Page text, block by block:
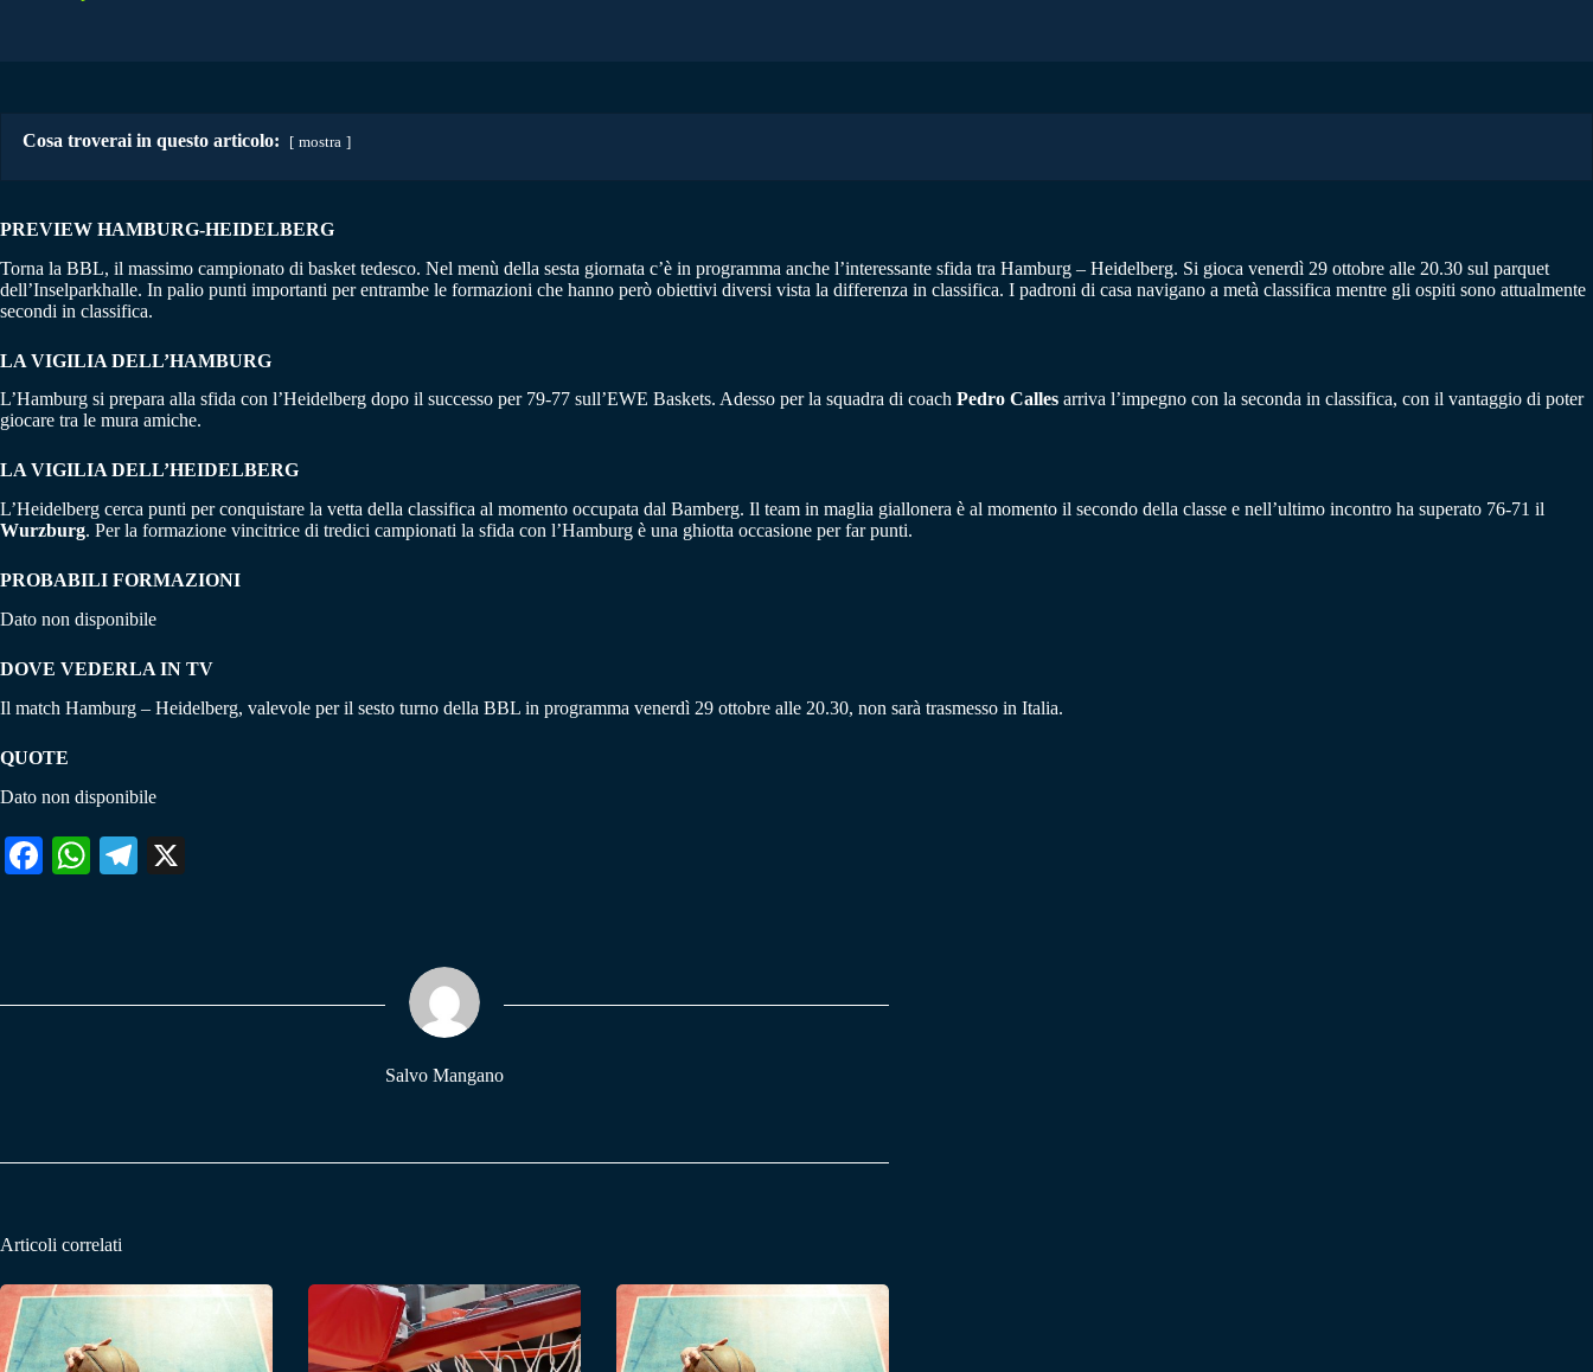
Cosa troverai in questo articolo: mostra
PREVIEW HAMBURG-HEIDELBERG
Torna la BBL, il massimo campionato di basket tedesco. Nel menù della sesta giornata c’è in programma anche l’interessante sfida tra Hamburg – Heidelberg. Si gioca venerdì 29 ottobre alle 20.30 sul parquet
dell’Inselparkhalle. In palio punti importanti per entrambe le formazioni che hanno però obiettivi diversi vista la differenza in classifica. I padroni di casa navigano a metà classifica mentre gli ospiti sono attualmente
secondi in classifica.
LA VIGILIA DELL’HAMBURG
L’Hamburg si prepara alla sfida con l’Heidelberg dopo il successo per 79-77 sull’EWE Baskets. Adesso per la squadra di coach Pedro Calles arriva l’impegno con la seconda in classifica, con il vantaggio di poter
giocare tra le mura amiche.
LA VIGILIA DELL’HEIDELBERG
L’Heidelberg cerca punti per conquistare la vetta della classifica al momento occupata dal Bamberg. Il team in maglia giallonera è al momento il secondo della classe e nell’ultimo incontro ha superato 76-71 il
Wurzburg. Per la formazione vincitrice di tredici campionati la sfida con l’Hamburg è una ghiotta occasione per far punti.
PROBABILI FORMAZIONI
Dato non disponibile
DOVE VEDERLA IN TV
Il match Hamburg – Heidelberg, valevole per il sesto turno della BBL in programma venerdì 29 ottobre alle 20.30, non sarà trasmesso in Italia.
QUOTE
Dato non disponibile
Fa W
pp
Te
m
Salvo Mangano
Articoli correlati